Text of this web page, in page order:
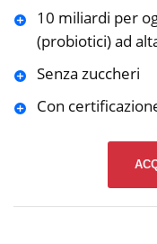
10 miliardi per
(probiotici) ad
Senza zuccheri
Con